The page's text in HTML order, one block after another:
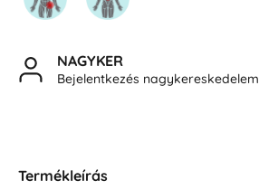
NAGYKER
Bejelentkezés nagykereskedelem
Termékleírás